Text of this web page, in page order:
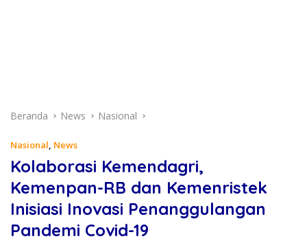
Beranda News Nasional
Nasional, News
Kolaborasi Kemendagri,
Kemenpan-RB dan Kemenristek
Inisiasi Inovasi Penanggulangan
Pandemi Covid-19